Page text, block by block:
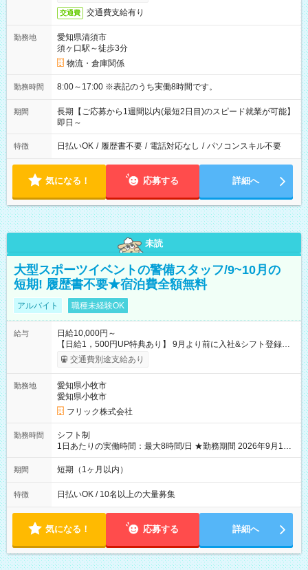
交通費 交通費支給有り
勤務地
愛知県清須市
須ヶ口駅～徒歩3分
物流・倉庫関係
勤務時間 8:00～17:00 ※表記のうち実働8時間です。
期間
長期【ご応募から1週間以内(最短2日目)のスピード就業が可能】
即日～
特徴 日払いOK / 履歴書不要 / 電話対応なし / パソコンスキル不要
気になる！ 応募する 詳細へ
未読
大型スポーツイベントの警備スタッフ/9~10月の
短期! 履歴書不要★宿泊費全額無料
アルバイト 職種未経験OK
給与
日給10,000円～
【日給1，500円UP特典あり】 9月より前に入社&シフト登録す
ると 期間中(9/16~10/23) の日給がUP! 日給1万1500円でしっか
り稼げます♪ 【試用期間】試用期間なし
交通費別途支給あり
勤務地
愛知県小牧市
愛知県小牧市
フリック株式会社
勤務時間
シフト制
1日あたりの実働時間：最大8時間/日 ★勤務期間 2026年9月16
日~2026年10月23日 短期勤務OK! 期間中フル勤務できる方優遇
※週3~5日勤務(勤務日数応相談) ※期間前から勤務スタートも可
り ※夜勤シフトあり
期間 短期（1ヶ月以内）
特徴 日払いOK / 10名以上の大量募集
気になる！ 応募する 詳細へ